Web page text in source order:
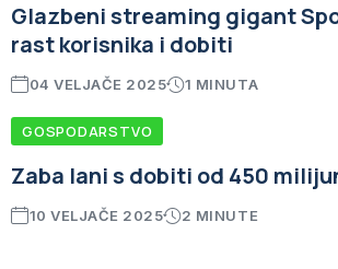
Glazbeni streaming gigant
rast korisnika i dobiti
04 VELJAČE 2025 1 MINUTA
GOSPODARSTVO
Zaba lani s dobiti od 450
10 VELJAČE 2025 2 MINUTE